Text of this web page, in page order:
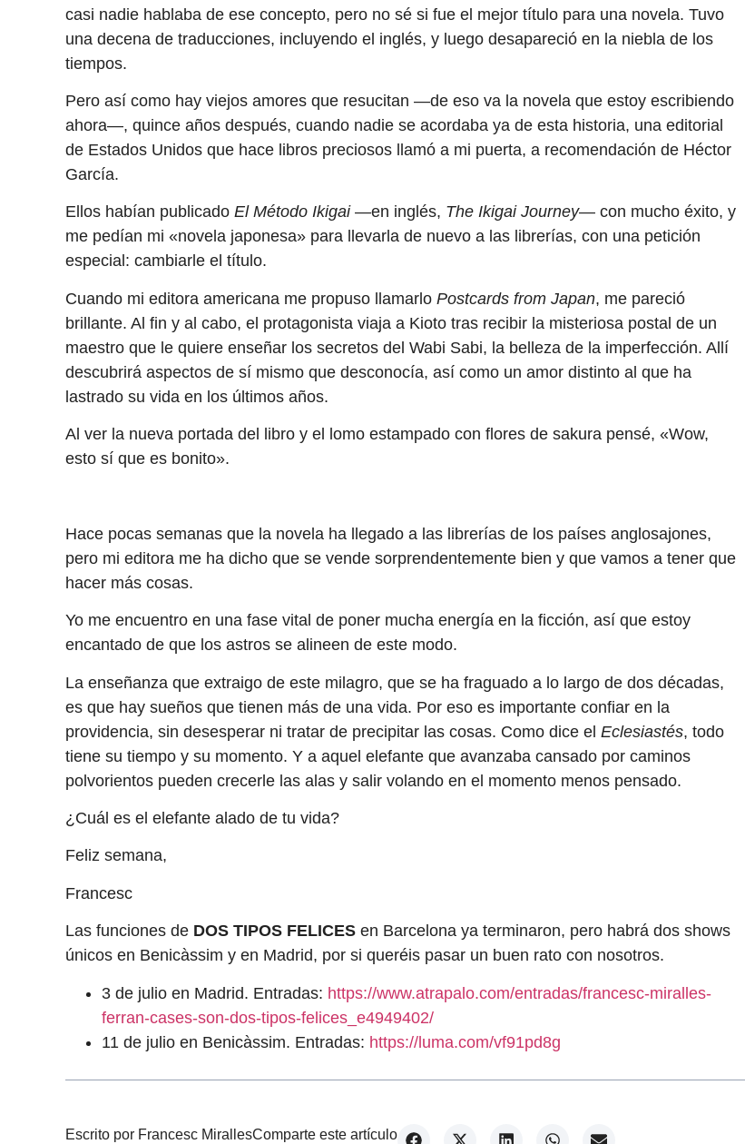
casi nadie hablaba de ese concepto, pero no sé si fue el mejor título para una novela. Tuvo
una decena de traducciones, incluyendo el inglés, y luego desapareció en la niebla de los
tiempos.
Pero así como hay viejos amores que resucitan —de eso va la novela que estoy escribiendo
ahora—, quince años después, cuando nadie se acordaba ya de esta historia, una editorial
de Estados Unidos que hace libros preciosos llamó a mi puerta, a recomendación de Héctor
García.
Ellos habían publicado El Método Ikigai—en inglés, The Ikigai Journey— con mucho éxito, y
me pedían mi «novela japonesa» para llevarla de nuevo a las librerías, con una petición
especial: cambiarle el título.
Cuando mi editora americana me propuso llamarlo Postcards from Japan, me pareció
brillante. Al fin y al cabo, el protagonista viaja a Kioto tras recibir la misteriosa postal de un
maestro que le quiere enseñar los secretos del Wabi Sabi, la belleza de la imperfección. Allí
descubrirá aspectos de sí mismo que desconocía, así como un amor distinto al que ha
lastrado su vida en los últimos años.
Al ver la nueva portada del libro y el lomo estampado con flores de sakura pensé, «Wow,
esto sí que es bonito».
Hace pocas semanas que la novela ha llegado a las librerías de los países anglosajones,
pero mi editora me ha dicho que se vende sorprendentemente bien y que vamos a tener que
hacer más cosas.
Yo me encuentro en una fase vital de poner mucha energía en la ficción, así que estoy
encantado de que los astros se alineen de este modo.
La enseñanza que extraigo de este milagro, que se ha fraguado a lo largo de dos décadas,
es que hay sueños que tienen más de una vida. Por eso es importante confiar en la
providencia, sin desesperar ni tratar de precipitar las cosas. Como dice el Eclesiastés, todo
tiene su tiempo y su momento. Y a aquel elefante que avanzaba cansado por caminos
polvorientos pueden crecerle las alas y salir volando en el momento menos pensado.
¿Cuál es el elefante alado de tu vida?
Feliz semana,
Francesc
Las funciones de DOS TIPOS FELICES en Barcelona ya terminaron, pero habrá dos shows
únicos en Benicàssim y en Madrid, por si queréis pasar un buen rato con nosotros.
3 de julio en Madrid. Entradas: https://www.atrapalo.com/entradas/francesc-miralles-
ferran-cases-son-dos-tipos-felices_e4949402/
11 de julio en Benicàssim. Entradas: https://luma.com/vf91pd8g
Escrito por Francesc MirallesComparte este artículo